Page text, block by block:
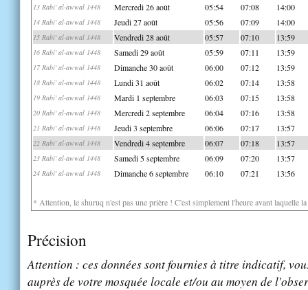
13 Rabi' al-awwal 1448 Mercredi 26 août 05:54 07:08 14:00
14 Rabi' al-awwal 1448 Jeudi 27 août 05:56 07:09 14:00
15 Rabi' al-awwal 1448 Vendredi 28 août 05:57 07:10 13:59
16 Rabi' al-awwal 1448 Samedi 29 août 05:59 07:11 13:59
17 Rabi' al-awwal 1448 Dimanche 30 août 06:00 07:12 13:59
18 Rabi' al-awwal 1448 Lundi 31 août 06:02 07:14 13:58
19 Rabi' al-awwal 1448 Mardi 1 septembre 06:03 07:15 13:58
20 Rabi' al-awwal 1448 Mercredi 2 septembre 06:04 07:16 13:58
21 Rabi' al-awwal 1448 Jeudi 3 septembre 06:06 07:17 13:57
22 Rabi' al-awwal 1448 Vendredi 4 septembre 06:07 07:18 13:57
23 Rabi' al-awwal 1448 Samedi 5 septembre 06:09 07:20 13:57
24 Rabi' al-awwal 1448 Dimanche 6 septembre 06:10 07:21 13:56
* Attention, le shuruq n'est pas une prière ! C'est simplement l'heure avant laquelle
Précision
Attention : ces données sont fournies à titre indicatif,
auprès de votre mosquée locale et/ou au moyen de